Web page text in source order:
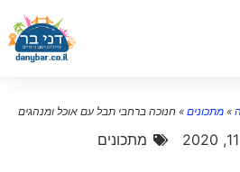
מתכונים»חנוכה ברחבי תבל עם אוכל ומנהגים
מתכונים